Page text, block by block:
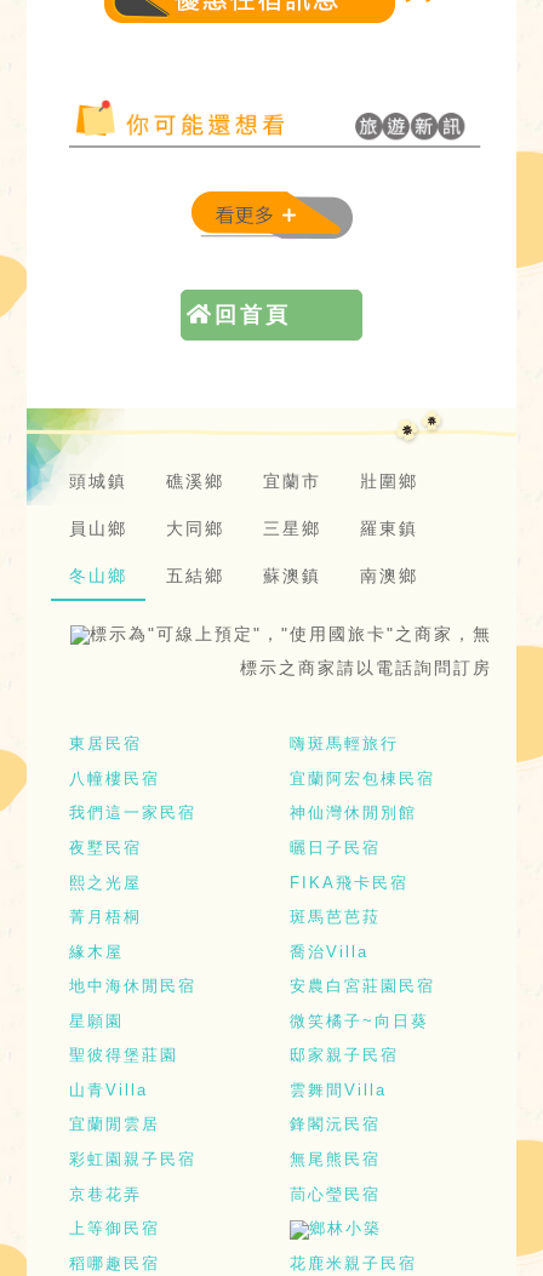
回首頁
頭城鎮 礁溪鄉 宜蘭市 壯圍鄉
員山鄉 大同鄉 三星鄉 羅東鎮
冬山鄉 五結鄉 蘇澳鎮 南澳鄉
標示為"可線上預定"，"使用國旅卡"之商家，無
標示之商家請以電話詢問訂房
東居民宿
嗨斑馬輕旅行
八幢樓民宿
宜蘭阿宏包棟民宿
我們這一家民宿
神仙灣休閒別館
夜墅民宿
曬日子民宿
熙之光屋
FIKA飛卡民宿
菁月梧桐
斑馬芭芭菈
緣木屋
喬治Villa
地中海休閒民宿
安農白宮莊園民宿
星願園
微笑橘子~向日葵
聖彼得堡莊園
邸家親子民宿
山青Villa
雲舞間Villa
宜蘭閒雲居
鋒閣沅民宿
彩虹園親子民宿
無尾熊民宿
京巷花弄
茼心瑩民宿
上等御民宿
鄉林小築
稻哪趣民宿
花鹿米親子民宿